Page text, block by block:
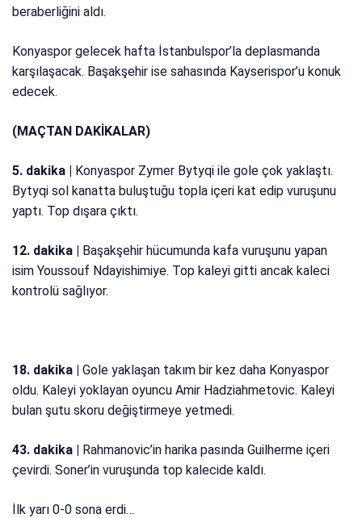
beraberliğini aldı.
Konyaspor gelecek hafta İstanbulspor’la deplasmanda
karşılaşacak. Başakşehir ise sahasında Kayserispor’u konuk
edecek.
(MAÇTAN DAKİKALAR)
5. dakika | Konyaspor Zymer Bytyqi ile gole çok yaklaştı.
Bytyqi sol kanatta buluştuğu topla içeri kat edip vuruşunu
yaptı. Top dışara çıktı.
12. dakika | Başakşehir hücumunda kafa vuruşunu yapan
isim Youssouf Ndayishimiye. Top kaleyi gitti ancak kaleci
kontrolü sağlıyor.
18. dakika |Gole yaklaşan takım bir kez daha Konyaspor
oldu. Kaleyi yoklayan oyuncu Amir Hadziahmetovic. Kaleyi
bulan şutu skoru değiştirmeye yetmedi.
43. dakika | Rahmanovic’in harika pasında Guilherme içeri
çevirdi. Soner’in vuruşunda top kalecide kaldı.
İlk yarı 0-0 sona erdi…